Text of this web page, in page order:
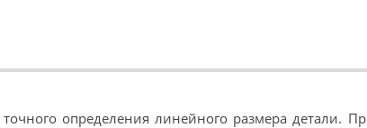
определения линейного размера детали.